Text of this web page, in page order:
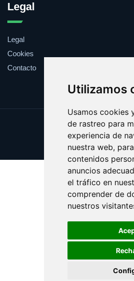
Utilizamos
Usamos cookies
de rastreo para
experiencia de
nuestra web,
contenidos
anuncios
el tráfico en
comprender de
nuestros
Legal
Legal
Cookies
Contacto
Update cookies
Copyright © 2025